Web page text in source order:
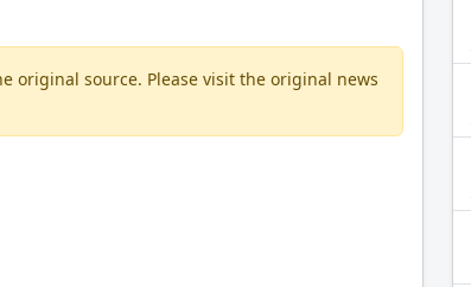
original source. Please visit the original news